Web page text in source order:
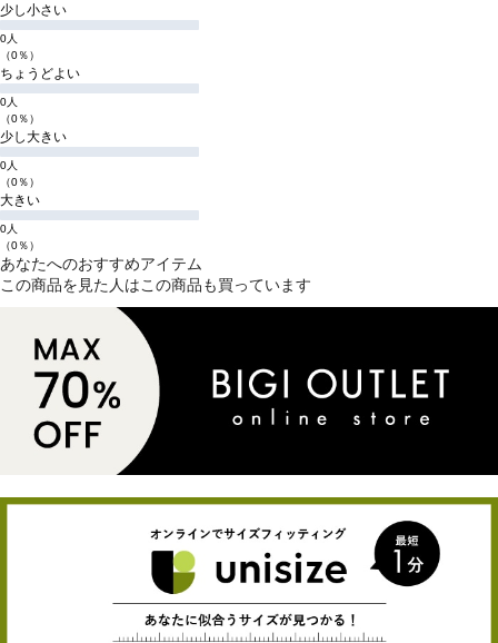
少し小さい
0人
（0％）
ちょうどよい
0人
（0％）
少し大きい
0人
（0％）
大きい
0人
（0％）
あなたへのおすすめアイテム
この商品を見た人はこの商品も買っています